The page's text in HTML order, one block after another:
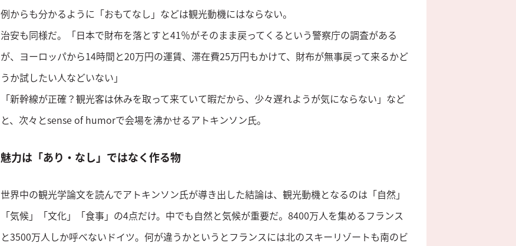
例からも分かるように「おもてなし」などは観光動機にはならない。
治安も同様だ。「日本で財布を落とすと41％がそのまま戻ってくるという警察庁の調査がある
が、ヨーロッパから14時間と20万円の運賃、滞在費25万円もかけて、財布が無事戻って来るかど
うか試したい人などいない」
「新幹線が正確？観光客は休みを取って来ていて暇だから、少々遅れようが気にならない」など
と、次々とsense of humorで会場を沸かせるアトキンソン氏。
魅力は「あり・なし」ではなく作る物
世界中の観光学論文を読んでアトキンソン氏が導き出した結論は、観光動機となるのは「自然」
「気候」「文化」「食事」の4点だけ。中でも自然と気候が重要だ。8400万人を集めるフランス
と3500万人しか呼べないドイツ。何が違うかというとフランスには北のスキーリゾートも南のビ